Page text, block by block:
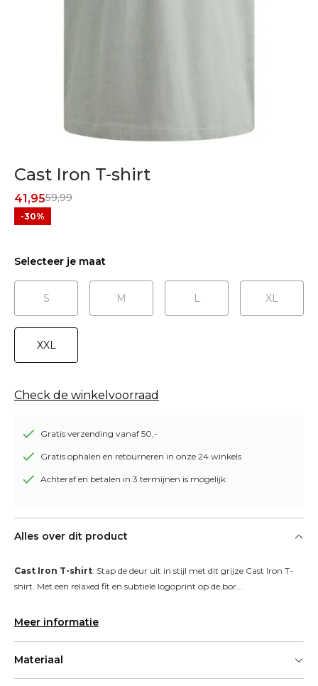
Cast Iron T-shirt
59,99
41,95
-30%
Selecteer je maat
S M L XL
XXL
Check de winkelvoorraad
Gratis verzending vanaf 50,-
Gratis ophalen en retourneren in onze 24 winkels
Achteraf en betalen in 3 termijnen is mogelijk
Alles over dit product
Cast Iron T-shirt: Stap de deur uit in stijl met dit grijze Cast Iron T-
shirt. Met een relaxed fit en subtiele logoprint op de bor...
Meer informatie
Materiaal